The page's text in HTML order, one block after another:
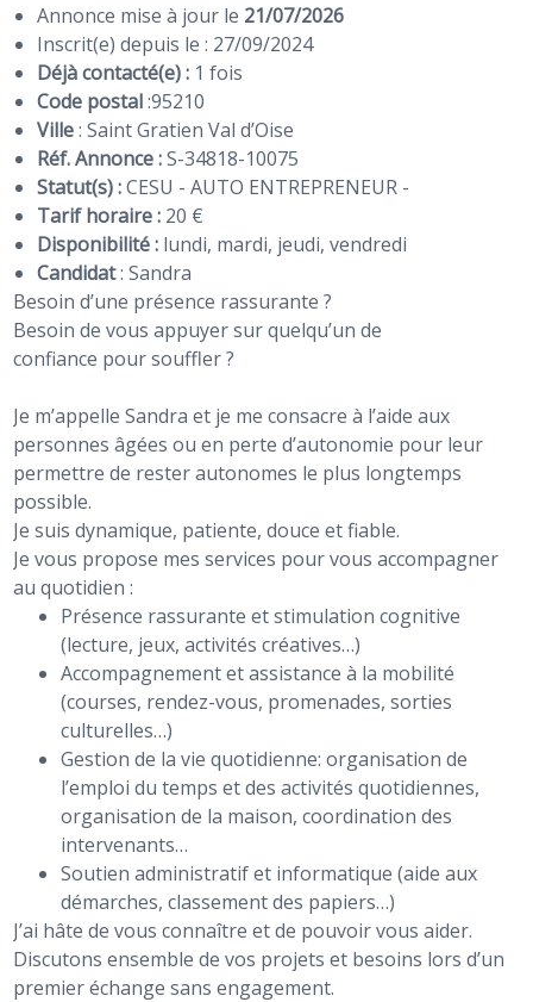
Annonce mise à jour le 21/07/2026
Inscrit(e) depuis le : 27/09/2024
Déjà contacté(e) : 1 fois
Code postal:95210
Ville: Saint Gratien Val d’Oise
Réf. Annonce :S-34818-10075
Statut(s) :CESU - AUTO ENTREPRENEUR -
Tarif horaire : 20 €
Disponibilité : lundi, mardi, jeudi, vendredi
Candidat:Sandra
Besoin d’une présence rassurante ?
Besoin de vous appuyer sur quelqu’un de
confiance pour souffler ?
Je m’appelle Sandra et je me consacre à l’aide aux
personnes âgées ou en perte d’autonomie pour leur
permettre de rester autonomes le plus longtemps
possible.
Je suis dynamique, patiente, douce et fiable.
Je vous propose mes services pour vous accompagner
au quotidien :
Présence rassurante et stimulation cognitive
(lecture, jeux, activités créatives…)
Accompagnement et assistance à la mobilité
(courses, rendez-vous, promenades, sorties
culturelles…)
Gestion de la vie quotidienne: organisation de
l’emploi du temps et des activités quotidiennes,
organisation de la maison, coordination des
intervenants…
Soutien administratif et informatique (aide aux
démarches, classement des papiers…)
J’ai hâte de vous connaître et de pouvoir vous aider.
Discutons ensemble de vos projets et besoins lors d’un
premier échange sans engagement.